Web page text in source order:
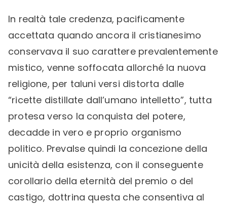
In realtà tale credenza, pacificamente
accettata quando ancora il cristianesimo
conservava il suo carattere prevalentemente
mistico, venne soffocata allorché la nuova
religione, per taluni versi distorta dalle
“ricette distillate dall’umano intelletto”, tutta
protesa verso la conquista del potere,
decadde in vero e proprio organismo
politico. Prevalse quindi la concezione della
unicità della esistenza, con il conseguente
corollario della eternità del premio o del
castigo, dottrina questa che consentiva al